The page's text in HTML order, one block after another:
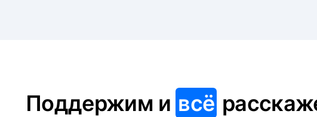
Поддержим и всё